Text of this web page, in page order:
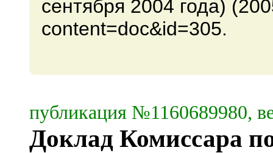
сентября 2004 года)
content=doc&id=305.
публикация №1160689980,
Доклад Комиссара